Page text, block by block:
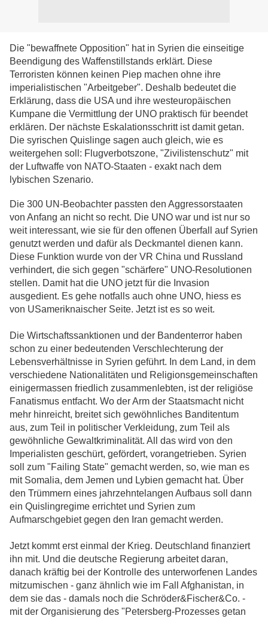
Die "bewaffnete Opposition" hat in Syrien die einseitige
Beendigung des Waffenstillstands erklärt. Diese
Terroristen können keinen Piep machen ohne ihre
imperialistischen "Arbeitgeber". Deshalb bedeutet die
Erklärung, dass die USA und ihre westeuropäischen
Kumpane die Vermittlung der UNO praktisch für beendet
erklären. Der nächste Eskalationsschritt ist damit getan.
Die syrischen Quislinge sagen auch gleich, wie es
weitergehen soll: Flugverbotszone, "Zivilistenschutz" mit
der Luftwaffe von NATO-Staaten - exakt nach dem
lybischen Szenario.
Die 300 UN-Beobachter passten den Aggressorstaaten
von Anfang an nicht so recht. Die UNO war und ist nur so
weit interessant, wie sie für den offenen Überfall auf Syrien
genutzt werden und dafür als Deckmantel dienen kann.
Diese Funktion wurde von der VR China und Russland
verhindert, die sich gegen "schärfere" UNO-Resolutionen
stellen. Damit hat die UNO jetzt für die Invasion
ausgedient. Es gehe notfalls auch ohne UNO, hiess es
von USameriknaischer Seite. Jetzt ist es so weit.
Die Wirtschaftssanktionen und der Bandenterror haben
schon zu einer bedeutenden Verschlechterung der
Lebensverhältnisse in Syrien geführt. In dem Land, in dem
verschiedene Nationalitäten und Religionsgemeinschaften
einigermassen friedlich zusammenlebten, ist der religiöse
Fanatismus entfacht. Wo der Arm der Staatsmacht nicht
mehr hinreicht, breitet sich gewöhnliches Banditentum
aus, zum Teil in politischer Verkleidung, zum Teil als
gewöhnliche Gewaltkriminalität. All das wird von den
Imperialisten geschürt, gefördert, vorangetrieben. Syrien
soll zum "Failing State" gemacht werden, so, wie man es
mit Somalia, dem Jemen und Lybien gemacht hat. Über
den Trümmern eines jahrzehntelangen Aufbaus soll dann
ein Quislingregime errichtet und Syrien zum
Aufmarschgebiet gegen den Iran gemacht werden.
Jetzt kommt erst einmal der Krieg. Deutschland finanziert
ihn mit. Und die deutsche Regierung arbeitet daran,
danach kräftig bei der Kontrolle des unterworfenen Landes
mitzumischen - ganz ähnlich wie im Fall Afghanistan, in
dem sie das - damals noch die Schröder&Fischer&Co. -
mit der Organisierung des "Petersberg-Prozesses getan